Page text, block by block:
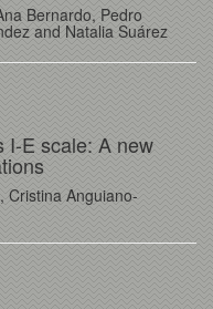
Bernardo, Pedro
and Natalia Suárez
I-E scale: A new
Cristina Anguiano-